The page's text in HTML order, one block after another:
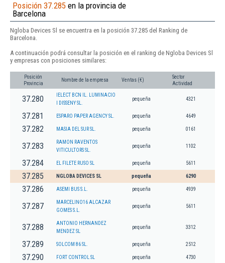
Posición 37.285 en la provincia de
Barcelona
Ngloba Devices Sl se encuentra en la posición 37.285 del Ranking de
Barcelona.
A continuación podrá consultar la posición en el ranking de Ngloba Devices Sl
y empresas con posiciones similares:
Posición
Provincia
Nombre de la empresa Ventas (€)
Sector
Actividad
37.280
IELECT BCN IL. LUMINACIO
I DISSENY SL.
pequeña 4321
37.281 ESPARO PAPER AGENCY SL. pequeña 4649
37.282 MASIA DEL SUR SL. pequeña 0161
37.283
RAMON RAVENTOS
VITICULTORS SL.
pequeña 1102
37.284 EL FILETE RUSO SL pequeña 5611
37.285 NGLOBA DEVICES SL pequeña 6290
37.286 ASEMI BUS S.L. pequeña 4939
37.287
MARCELINO16 ALCAZAR
GOMES S.L.
pequeña 5611
37.288
ANTONIO HERNANDEZ
MENDEZ SL
pequeña 3312
37.289 SOLCOM 86 SL. pequeña 2512
37.290 FORT CONTROL SL pequeña 4730